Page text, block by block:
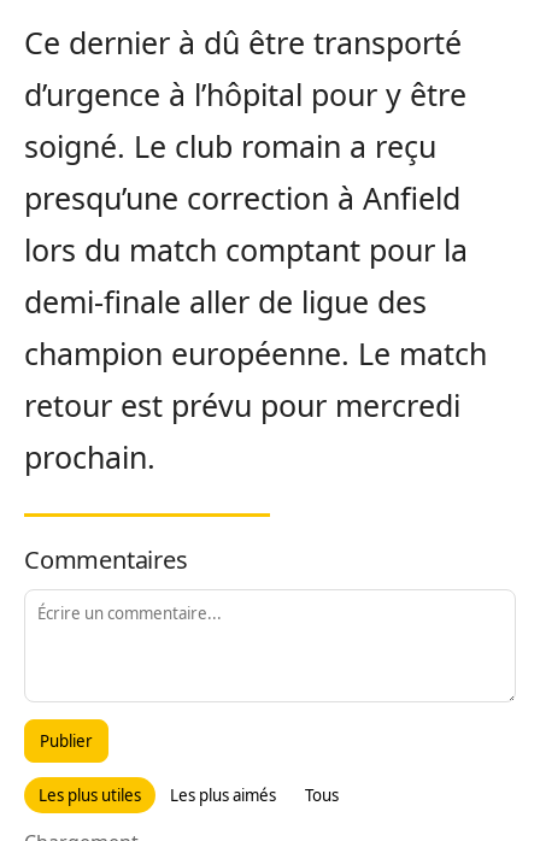
Ce dernier à dû être transporté
d’urgence à l’hôpital pour y être
soigné. Le club romain a reçu
presqu’une correction à Anfield
lors du match comptant pour la
demi-finale aller de ligue des
champion européenne. Le match
retour est prévu pour mercredi
prochain.
Commentaires
Publier
Les plus utiles Les plus aimés Tous